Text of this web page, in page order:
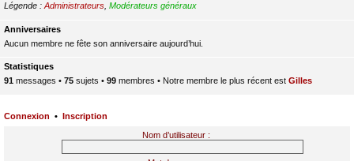
Légende : Administrateurs Modérateurs généraux
Anniversaires
Aucun membre ne fête son anniversaire aujourd’hui.
Statistiques
91 messages • 75 sujets • 99 membres • Notre membre le plus récent est Gilles
Connexion • Inscription
Nom d’utilisateur :